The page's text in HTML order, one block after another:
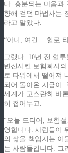
다. 흥분되는 마음과
향해 걷던 마법사는
라고 말았다.
“아니, 여긴… 헬로
그랬다. 10년 전 혈
변신시킨 보험회사
로 타워에서 떨어져
되어 돌아온 지금이.
세계가 고스란히 바
히 접어두고.
“오늘 드디어, 보험
영합니다. 사람들이
의 삶을 책임지는 이
는 사람들입니다. 그